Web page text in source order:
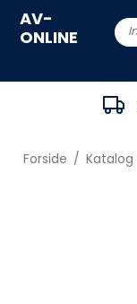
AV-
ONLINE
Forside / Katalog